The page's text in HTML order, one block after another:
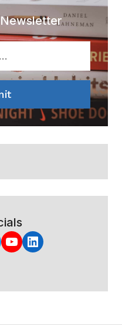
YouTube
LinkedIn